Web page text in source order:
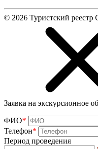
© 2026 Туристский реестр
Заявка на экскурсионное
ФИО*
Телефон*
Период проведения